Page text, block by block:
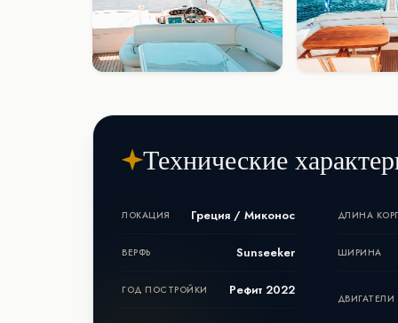
Технические
ЛОКАЦИЯ Греция / Миконос
ВЕРФЬ Sunseeker
ГОД ПОСТРОЙКИ Рефит 2022
ДЛИНА
ШИРИНА
ДВИГАТЕЛИ